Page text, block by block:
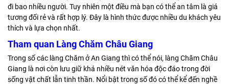
đi bao nhiều người. Tuy nhiên một điều mà bạn có thể an tâm là giá
tương đối rẻ và rất hợp lý. Đây là hình thức được nhiều du khách yêu
thích và lựa chọn nhất.
Tham quan Làng Chăm Châu Giang
Trong số các làng Chăm ở An Giang thì có thể nói, làng Chăm Châu
Giang là nơi còn lưu giữ khá nhiều nét văn hóa độc đáo trong đời
sống vật chất lẫn tinh thần. Nổi bật trong số đó có thể kể đến nghề